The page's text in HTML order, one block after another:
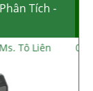
Tích -
Ms. Tô Liên